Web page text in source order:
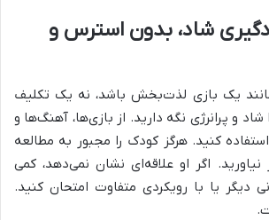
شاد، بدون استرس و
مانند یک بازی لذت‌بخش باشد، نه یک تکلیف
و پرانرژی نگه دارید. از بازی‌ها، آهنگ‌ها و
کنید. هرگز کودک را مجبور به مطالعه
نیاورید. اگر او علاقه‌ای نشان نمی‌دهد، کمی
دیگر یا با رویکردی متفاوت امتحان کنید.